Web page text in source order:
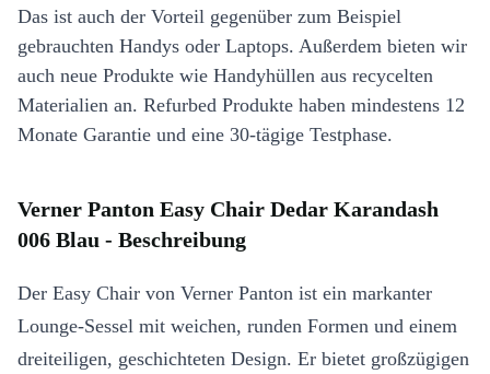
Das ist auch der Vorteil gegenüber zum Beispiel
gebrauchten Handys oder Laptops. Außerdem bieten wir
auch neue Produkte wie Handyhüllen aus recycelten
Materialien an. Refurbed Produkte haben mindestens 12
Monate Garantie und eine 30-tägige Testphase.
Verner Panton Easy Chair Dedar Karandash
006 Blau - Beschreibung
Der Easy Chair von Verner Panton ist ein markanter
Lounge-Sessel mit weichen, runden Formen und einem
dreiteiligen, geschichteten Design. Er bietet großzügigen